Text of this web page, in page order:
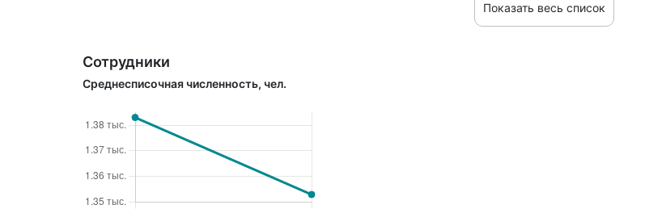
Показать весь список
Сотрудники
Среднесписочная численность, чел.